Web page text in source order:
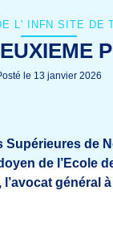
L' INFN SITE DE
le 13 janvier 2026
Supérieures de
de l’Ecole
général